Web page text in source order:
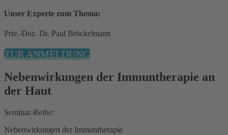
Unser Experte zum Thema:
Priv.-Doz. Dr. Paul Bröckelmann
ZUR ANMELDUNG
Nebenwirkungen der Immuntherapie an
der Haut
Seminar-Reihe:
Nebenwirkungen der Immuntherapie